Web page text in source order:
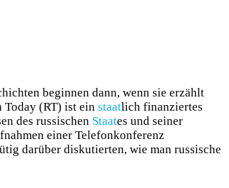
beginnen dann, wenn sie erzählt
Today (RT) ist ein staatlich finanziertes
des russischen Staates und seiner
einer Telefonkonferenz
darüber diskutierten, wie man russische